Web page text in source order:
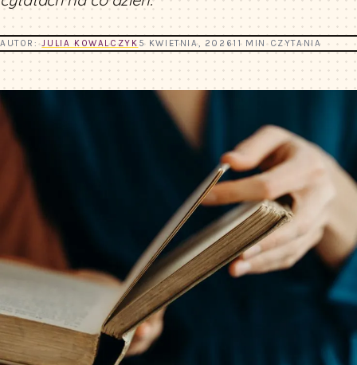
AUTOR:JULIA KOWALCZYK 5 KWIETNIA, 202611 MIN CZYTANIA